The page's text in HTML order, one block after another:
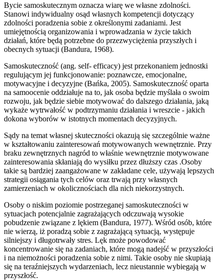
Bycie samoskutecznym oznacza wiarę we własne zdolności.
Stanowi indywidualny osąd własnych kompetencji dotyczący
zdolności poradzenia sobie z określonymi zadaniami. Jest
umiejętnością organizowania i wprowadzania w życie takich
działań, które będą potrzebne do przezwyciężenia przyszłych i
obecnych sytuacji (Bandura, 1968).
Samoskuteczność (ang. self- efficacy) jest przekonaniem jednostki
regulującym jej funkcjonowanie: poznawcze, emocjonalne,
motywacyjne i decyzyjne (Bańka, 2005). Samoskuteczność oparta
na samoocenie oddziałuje na to, jak osoba będzie myślała o swoim
rozwoju, jak będzie siebie motywować do dalszego działania, jaką
wykaże wytrwałość w podtrzymaniu działania i wreszcie - jakich
dokona wyborów w istotnych momentach decyzyjnych.
Sądy na temat własnej skuteczności okazują się szczególnie ważne
w kształtowaniu zainteresowań motywowanych wewnętrznie. Przy
braku zewnętrznych nagród to właśnie wewnętrznie motywowane
zainteresowania skłaniają do wysiłku przez dłuższy czas .Osoby
takie są bardziej zaangażowane w zakładane cele, używają lepszych
strategii osiągania tych celów oraz trwają przy własnych
zamierzeniach w okolicznościach dla nich niekorzystnych.
Osoby o niskim poziomie postrzeganej samoskuteczności w
sytuacjach potencjalnie zagrażających odczuwają wysokie
pobudzenie związane z lękiem (Bandura, 1977). Wśród osób, które
nie wierzą, iż poradzą sobie z zagrażającą sytuacją, występuje
silniejszy i długotrwały stres. Lęk może powodować
koncentrowanie się na zadaniach, które mogą nadejść w przyszłości
i na niemożności poradzenia sobie z nimi. Takie osoby nie skupiają
się na teraźniejszych wydarzeniach, lecz nieustannie wybiegają w
przyszłość.